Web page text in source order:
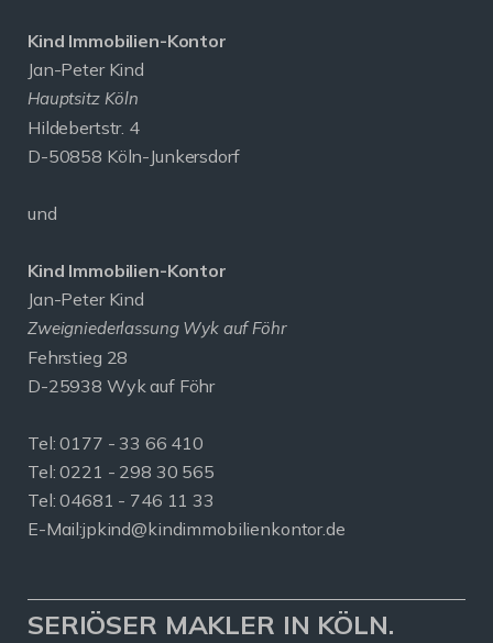
Kind Immobilien-Kontor
Jan-Peter Kind
Hauptsitz Köln
Hildebertstr. 4
D-50858 Köln-Junkersdorf
und
Kind Immobilien-Kontor
Jan-Peter Kind
Zweigniederlassung Wyk auf Föhr
Fehrstieg 28
D-25938 Wyk auf Föhr
Tel:0177 - 33 66 410
Tel: 0221 - 298 30 565
Tel: 04681 - 746 11 33
E-Mail:jpkind@kindimmobilienkontor.de
SERIÖSER MAKLER IN KÖLN.